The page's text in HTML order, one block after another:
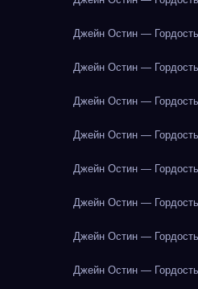
Джейн Остин —
Джейн Остин —
Джейн Остин —
Джейн Остин —
Джейн Остин —
Джейн Остин —
Джейн Остин —
Джейн Остин —